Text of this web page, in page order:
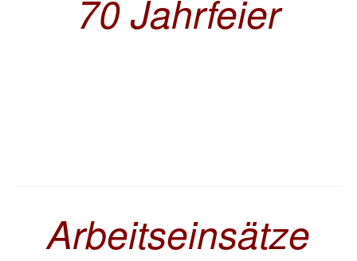
70 Jahrfeier
Arbeitseinsätze